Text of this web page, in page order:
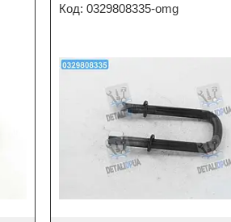
0329808335-omg